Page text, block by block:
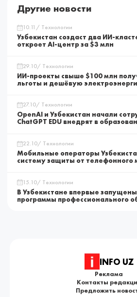
Другие новости
10.11/ Технологии
Узбекистан создаст два ИИ-
откроет AI-центр за $3 млн
29.10/ Технологии
ИИ-проекты свыше $100 млн
льготы и дешёвую
27.10/ Технологии
OpenAI и Узбекистан начали
ChatGPT EDU внедрят в
22.10/ Технологии
Мобильные операторы
систему защиты от телефонного
15.10/ Технологии
В Узбекистане впервые
программы профессионального
INFO UZ
Реклама
Контакты
Предложить